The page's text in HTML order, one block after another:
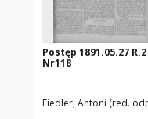
Postęp 1891.05.27 R.2
Nr118
Fiedler, Antoni (red.